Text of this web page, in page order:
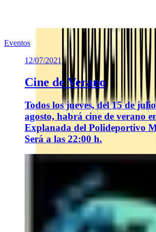
Eventos
12/07/2021
Cine de Verano
Todos los jueves, del 15 de
agosto, habrá cine de verano
Explanada del Polideportivo
Será a las 22:00 h.